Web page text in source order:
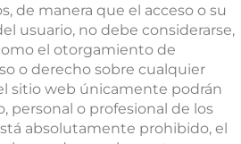
de manera que el acceso o su
usuario, no debe considerarse,
el otorgamiento de
o derecho sobre cualquier
sitio web únicamente podrán
personal o profesional de los
absolutamente prohibido, el